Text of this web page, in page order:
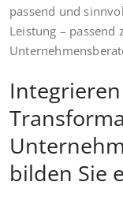
passend und
Leistung –
bilden Sie